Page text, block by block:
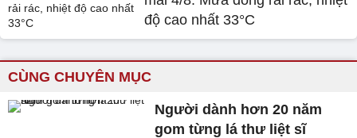
độ cao nhất 33°C
CÙNG CHUYÊN MỤC
Người dành hơn 20 năm
gom từng lá thư liệt sĩ